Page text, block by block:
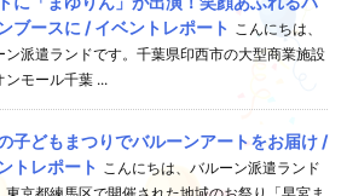
ブースに / イベントレポート こんにちは、
ン派遣ランドです。千葉県印西市の大型商業施設
ンモール千葉 ...
子どもまつりでバルーンアートをお届け /
トレポート こんにちは、バルーン派遣ランド